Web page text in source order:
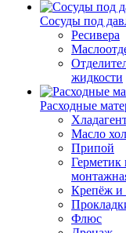
Сосуды под
Ресивера
жидкости
Расходные
Масло
Припой
Герметик
Крепёж и
Флюс